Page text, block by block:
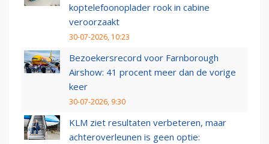
koptelefoonoplader rook in cabine
veroorzaakt
30-07-2026, 10:23
Bezoekersrecord voor Farnborough
Airshow: 41 procent meer dan de vorige
keer
30-07-2026, 9:30
KLM ziet resultaten verbeteren, maar
achteroverleunen is geen optie: